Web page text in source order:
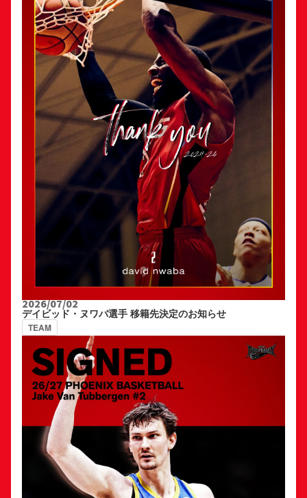
2026/07/02
デイビッド・ヌワバ選手 移籍先決定のお知らせ
TEAM